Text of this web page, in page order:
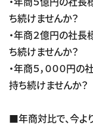
ち続けませんか？
・年商２億円の社長
ち続けませんか？
・年商５，０００円
持ち続けませんか？
■年商対比で、今よ